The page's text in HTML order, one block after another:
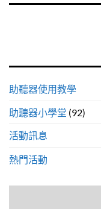
助聽器使用教學
助聽器小學堂 (92)
活動訊息
熱門活動